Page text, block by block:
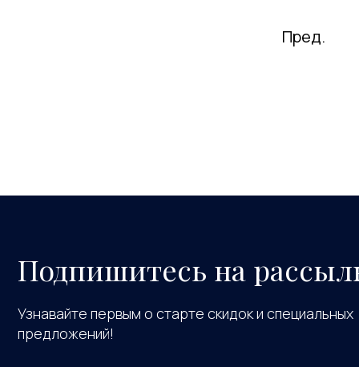
Пред.
Подпишитесь на
Узнавайте первым о старте скидок и специальных
предложений!